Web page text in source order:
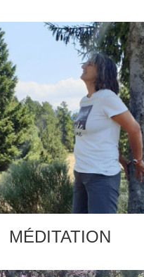
CENTRAGE
Marche consciente
Instant présent
Inspiration
MÉDITATION